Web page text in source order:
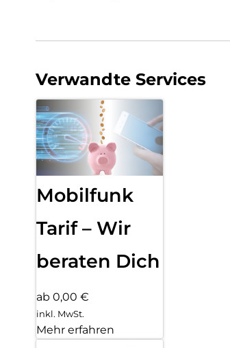
Verwandte Services
Mobilfunk
Tarif – Wir
beraten Dich
ab 0,00 €
inkl. MwSt.
Mehr erfahren